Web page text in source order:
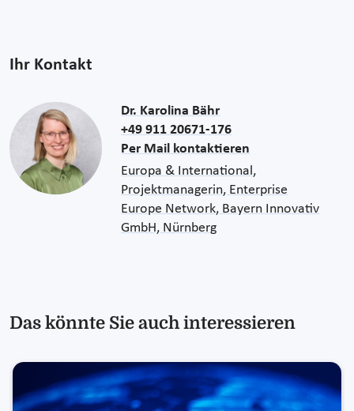
Ihr Kontakt
Dr. Karolina Bähr
+49 911 20671-176
Per Mail kontaktieren
Europa & International,
Projektmanagerin, Enterprise
Europe Network, Bayern Innovativ
GmbH, Nürnberg
Das könnte Sie auch interessieren